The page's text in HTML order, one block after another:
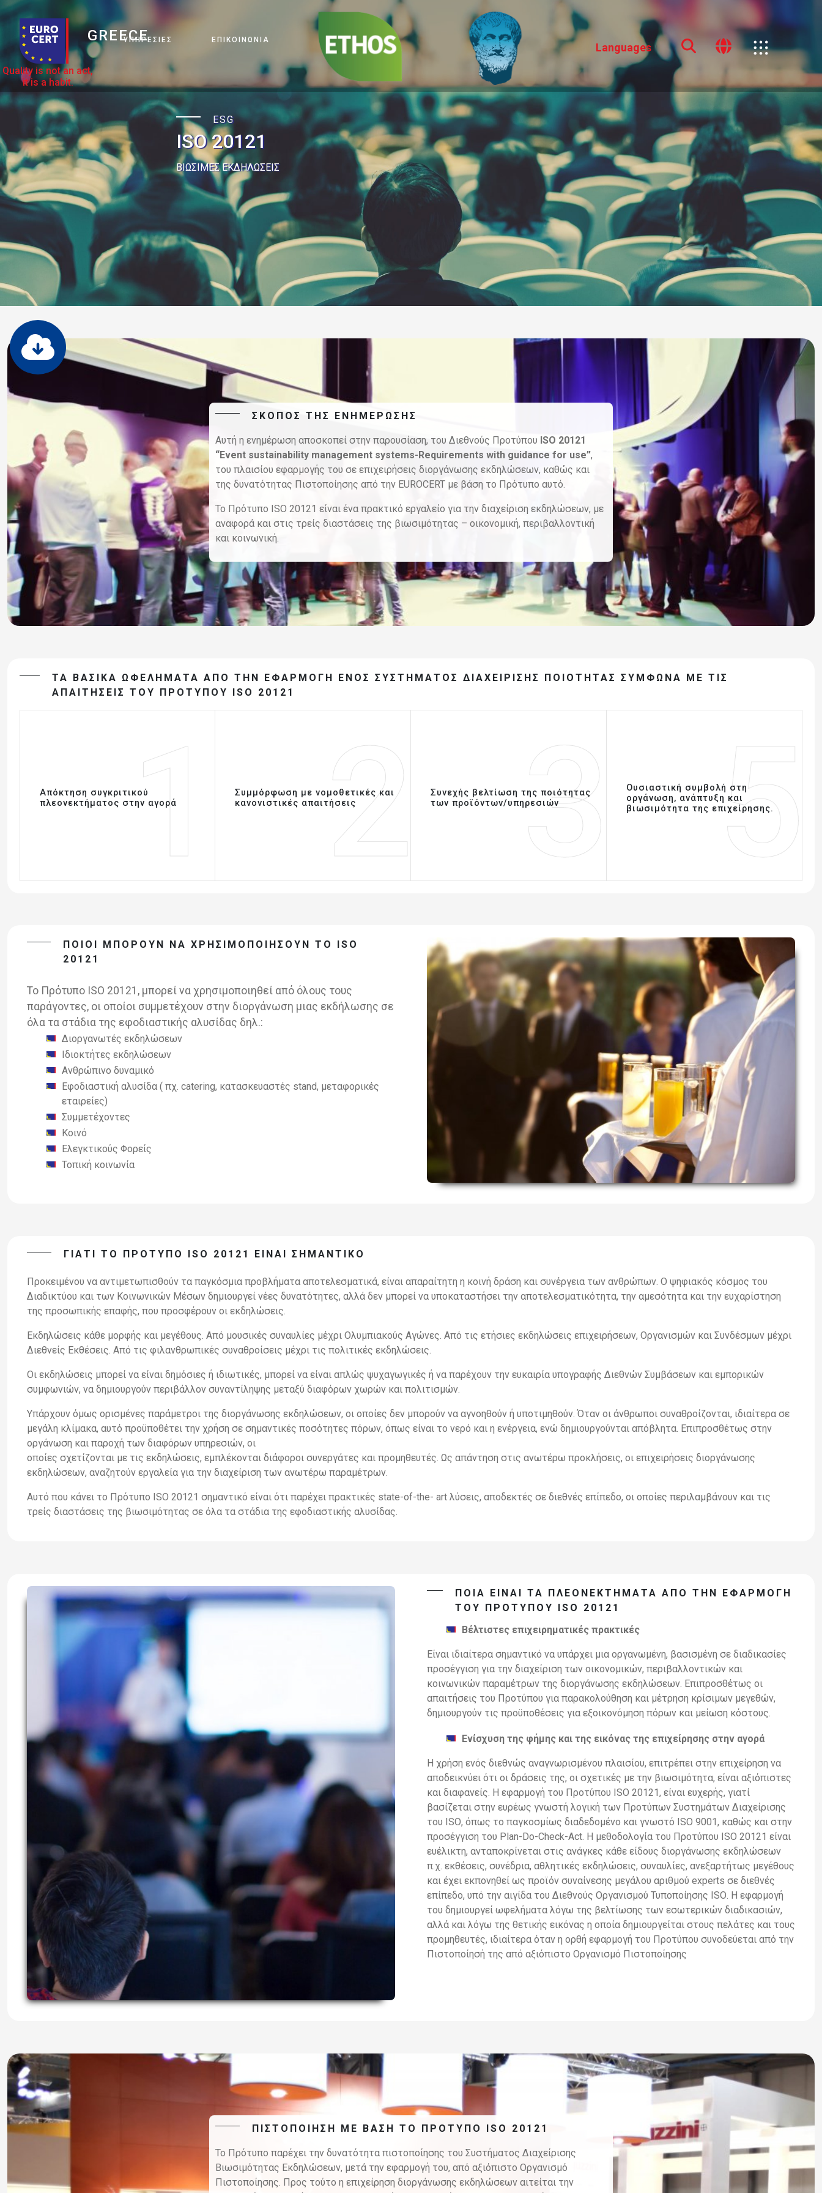
Quality is not an act,
it is a habit.
GREECE
ΥΠΗΡΕΣΊΕΣ ΕΠΙΚΟΙΝΩΝΊΑ
Compliance Leaders
Languages
ESG
ISO 20121
ΒΙΩΣΙΜΕΣ ΕΚΔΗΛΩΣΕΙΣ
ΣΚΟΠΌΣ ΤΗΣ ΕΝΗΜΈΡΩΣΗΣ
Αυτή η ενημέρωση αποσκοπεί στην παρουσίαση, του Διεθνούς Προτύπου ISO 20121
“Event sustainability management systems-Requirements with guidance for use”,
του πλαισίου εφαρμογής του σε επιχειρήσεις διοργάνωσης εκδηλώσεων, καθώς και
της δυνατότητας Πιστοποίησης από την EUROCERT με βάση το Πρότυπο αυτό.
Το Πρότυπο ISO 20121 είναι ένα πρακτικό εργαλείο για την διαχείριση εκδηλώσεων, με
αναφορά και στις τρείς διαστάσεις της βιωσιμότητας – οικονομική, περιβαλλοντική
και κοινωνική.
ΤΑ ΒΑΣΙΚΆ ΩΦΕΛΉΜΑΤΑ ΑΠΌ ΤΗΝ ΕΦΑΡΜΟΓΉ ΕΝΌΣ ΣΥΣΤΉΜΑΤΟΣ ΔΙΑΧΕΊΡΙΣΗΣ ΠΟΙΌΤΗΤΑΣ ΣΎΜΦΩΝΑ ΜΕ ΤΙΣ
ΑΠΑΙΤΉΣΕΙΣ ΤΟΥ ΠΡΟΤΎΠΟΥ ISO 20121
Απόκτηση συγκριτικού
πλεονεκτήματος στην αγορά
1
Συμμόρφωση με νομοθετικές και
κανονιστικές απαιτήσεις2
Συνεχής βελτίωση της ποιότητας
των προϊόντων/υπηρεσιών3
Ουσιαστική συμβολή στη
οργάνωση, ανάπτυξη και
βιωσιμότητα της επιχείρησης.
5
ΠΟΙΟΙ ΜΠΟΡΟΎΝ ΝΑ ΧΡΗΣΙΜΟΠΟΙΉΣΟΥΝ ΤΟ ISO
20121
Το Πρότυπο ISO 20121, μπορεί να χρησιμοποιηθεί από όλους τους
παράγοντες, οι οποίοι συμμετέχουν στην διοργάνωση μιας εκδήλωσης σε
όλα τα στάδια της εφοδιαστικής αλυσίδας δηλ.:
Διοργανωτές εκδηλώσεων
Ιδιοκτήτες εκδηλώσεων
Ανθρώπινο δυναμικό
Εφοδιαστική αλυσίδα ( πχ. catering, κατασκευαστές stand, μεταφορικές
εταιρείες)
Συμμετέχοντες
Κοινό
Ελεγκτικούς Φορείς
Τοπική κοινωνία
ΓΙΑΤΊ ΤΟ ΠΡΌΤΥΠΟ ISO 20121 ΕΊΝΑΙ ΣΗΜΑΝΤΙΚΌ
Προκειμένου να αντιμετωπισθούν τα παγκόσμια προβλήματα αποτελεσματικά, είναι απαραίτητη η κοινή δράση και συνέργεια των ανθρώπων. Ο ψηφιακός κόσμος του
Διαδικτύου και των Κοινωνικών Μέσων δημιουργεί νέες δυνατότητες, αλλά δεν μπορεί να υποκαταστήσει την αποτελεσματικότητα, την αμεσότητα και την ευχαρίστηση
της προσωπικής επαφής, που προσφέρουν οι εκδηλώσεις.
Εκδηλώσεις κάθε μορφής και μεγέθους. Από μουσικές συναυλίες μέχρι Ολυμπιακούς Αγώνες. Από τις ετήσιες εκδηλώσεις επιχειρήσεων, Οργανισμών και Συνδέσμων μέχρι
Διεθνείς Εκθέσεις. Από τις φιλανθρωπικές συναθροίσεις μέχρι τις πολιτικές εκδηλώσεις.
Οι εκδηλώσεις μπορεί να είναι δημόσιες ή ιδιωτικές, μπορεί να είναι απλώς ψυχαγωγικές ή να παρέχουν την ευκαιρία υπογραφής Διεθνών Συμβάσεων και εμπορικών
συμφωνιών, να δημιουργούν περιβάλλον συναντίληψης μεταξύ διαφόρων χωρών και πολιτισμών.
Υπάρχουν όμως ορισμένες παράμετροι της διοργάνωσης εκδηλώσεων, οι οποίες δεν μπορούν να αγνοηθούν ή υποτιμηθούν. Όταν οι άνθρωποι συναθροίζονται, ιδιαίτερα σε
μεγάλη κλίμακα, αυτό προϋποθέτει την χρήση σε σημαντικές ποσότητες πόρων, όπως είναι το νερό και η ενέργεια, ενώ δημιουργούνται απόβλητα. Επιπροσθέτως στην
οργάνωση και παροχή των διαφόρων υπηρεσιών, οι
οποίες σχετίζονται με τις εκδηλώσεις, εμπλέκονται διάφοροι συνεργάτες και προμηθευτές. Ως απάντηση στις ανωτέρω προκλήσεις, οι επιχειρήσεις διοργάνωσης
εκδηλώσεων, αναζητούν εργαλεία για την διαχείριση των ανωτέρω παραμέτρων.
Αυτό που κάνει το Πρότυπο ISO 20121 σημαντικό είναι ότι παρέχει πρακτικές state-of-the- art λύσεις, αποδεκτές σε διεθνές επίπεδο, οι οποίες περιλαμβάνουν και τις
τρείς διαστάσεις της βιωσιμότητας σε όλα τα στάδια της εφοδιαστικής αλυσίδας.
ΠΟΙΑ ΕΊΝΑΙ ΤΑ ΠΛΕΟΝΕΚΤΉΜΑΤΑ ΑΠΌ ΤΗΝ ΕΦΑΡΜΟΓΉ
ΤΟΥ ΠΡΟΤΎΠΟΥ ISO 20121
Βέλτιστες επιχειρηματικές πρακτικές
Είναι ιδιαίτερα σημαντικό να υπάρχει μια οργανωμένη, βασισμένη σε διαδικασίες
προσέγγιση για την διαχείριση των οικονομικών, περιβαλλοντικών και
κοινωνικών παραμέτρων της διοργάνωσης εκδηλώσεων. Επιπροσθέτως οι
απαιτήσεις του Προτύπου για παρακολούθηση και μέτρηση κρίσιμων μεγεθών,
δημιουργούν τις προϋποθέσεις για εξοικονόμηση πόρων και μείωση κόστους.
Ενίσχυση της φήμης και της εικόνας της επιχείρησης στην αγορά
Η χρήση ενός διεθνώς αναγνωρισμένου πλαισίου, επιτρέπει στην επιχείρηση να
αποδεικνύει ότι οι δράσεις της, οι σχετικές με την βιωσιμότητα, είναι αξιόπιστες
και διαφανείς. Η εφαρμογή του Προτύπου ISO 20121, είναι ευχερής, γιατί
βασίζεται στην ευρέως γνωστή λογική των Προτύπων Συστημάτων Διαχείρισης
του ISO, όπως το παγκοσμίως διαδεδομένο και γνωστό ISO 9001, καθώς και στην
προσέγγιση του Plan-Do-Check-Act. Η μεθοδολογία του Προτύπου ISO 20121 είναι
ευέλικτη, ανταποκρίνεται στις ανάγκες κάθε είδους διοργάνωσης εκδηλώσεων
π.χ. εκθέσεις, συνέδρια, αθλητικές εκδηλώσεις, συναυλίες, ανεξαρτήτως μεγέθους
και έχει εκπονηθεί ως προϊόν συναίνεσης μεγάλου αριθμού experts σε διεθνές
επίπεδο, υπό την αιγίδα του Διεθνούς Οργανισμού Τυποποίησης ISO Η εφαρμογή
του δημιουργεί ωφελήματα λόγω της βελτίωσης των εσωτερικών διαδικασιών,
αλλά και λόγω της θετικής εικόνας η οποία δημιουργείται στους πελάτες και τους
προμηθευτές, ιδιαίτερα όταν η ορθή εφαρμογή του Προτύπου συνοδεύεται από την
Πιστοποίησή της από αξιόπιστο Οργανισμό Πιστοποίησης
ΠΙΣΤΟΠΟΊΗΣΗ ΜΕ ΒΆΣΗ ΤΟ ΠΡΌΤΥΠΟ ISO 20121
Το Πρότυπο παρέχει την δυνατότητα πιστοποίησης του Συστήματος Διαχείρισης
Βιωσιμότητας Εκδηλώσεων, μετά την εφαρμογή του, από αξιόπιστο Οργανισμό
Πιστοποίησης. Προς τούτο η επιχείρηση διοργάνωσης εκδηλώσεων αιτείται την